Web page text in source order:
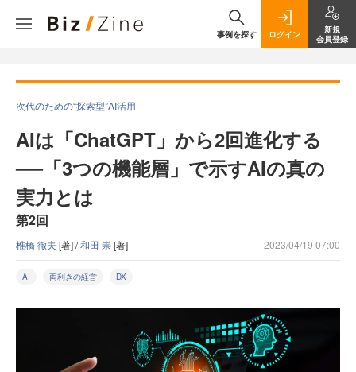
事例を探す ログイン
新規
会員登録
次代のための“探索型”AI活用
AIは「ChatGPT」から2回進化する
──「3つの機能層」で示すAIの真の
実力とは
第2回
椎橋 徹夫 [著] /和田 崇[著] 2023/04/19 07:00
AI 両利きの経営 DX